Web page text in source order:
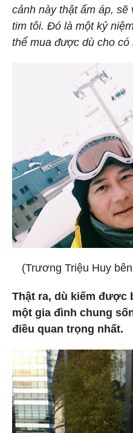
cảnh này thật ấm áp, sẽ
tim tôi. Đó là một kỷ
thể mua được dù cho có
(Trương Triệu Huy
Thật ra, dù kiếm được
một gia đình chung
điều quan trọng nhất.